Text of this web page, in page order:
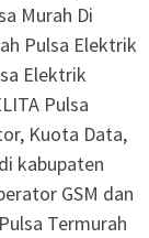
Murah Di
Pulsa Elektrik
Elektrik
Pulsa
Kuota Data,
kabupaten
GSM dan
Termurah